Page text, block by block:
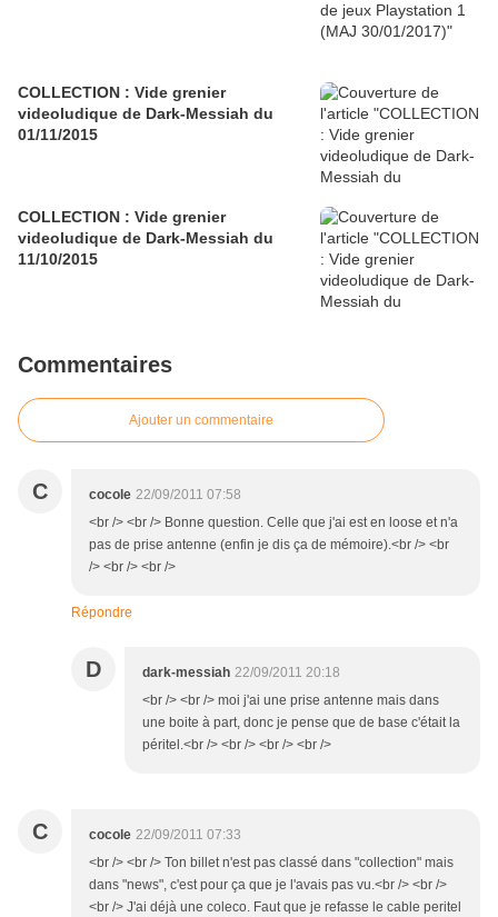
COLLECTION : Vide grenier
videoludique de Dark-Messiah du
01/11/2015
COLLECTION : Vide grenier
videoludique de Dark-Messiah du
11/10/2015
Commentaires
Ajouter un commentaire
C cocole 22/09/2011 07:58
<br /> <br /> Bonne question. Celle que j'ai est en loose et n'a
pas de prise antenne (enfin je dis ça de mémoire).<br /> <br
/> <br /> <br />
Répondre
D dark-messiah 22/09/2011 20:18
<br /> <br /> moi j'ai une prise antenne mais dans
une boite à part, donc je pense que de base c'était la
péritel.<br /> <br /> <br /> <br />
C cocole 22/09/2011 07:33
<br /> <br /> Ton billet n'est pas classé dans "collection" mais
dans "news", c'est pour ça que je l'avais pas vu.<br /> <br />
<br /> J'ai déjà une coleco. Faut que je refasse le cable peritel